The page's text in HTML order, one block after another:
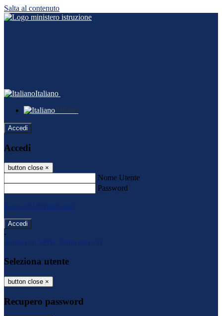
Salta al contenuto
Italiano
Italiano
Accedi
Accedi
button close ×
Nome Utente
Password
Password dimenticata?
-
Entra con SPID
Entra con CIE
Seleziona utente
button close ×
Recupero password